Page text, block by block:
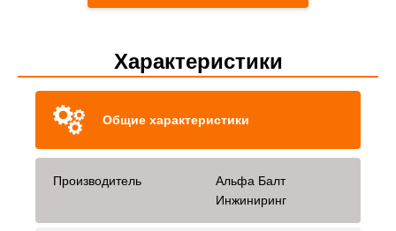
Характеристики
Общие характеристики
Производитель
Альфа Балт
Инжиниринг